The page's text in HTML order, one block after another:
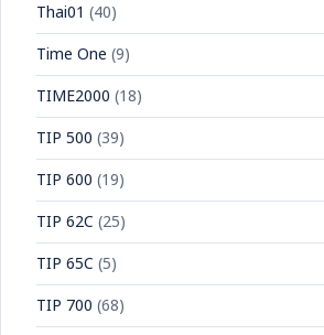
Thai01 (40)
Time One (9)
TIME2000 (18)
TIP 500 (39)
TIP 600 (19)
TIP 62C (25)
TIP 65C (5)
TIP 700 (68)